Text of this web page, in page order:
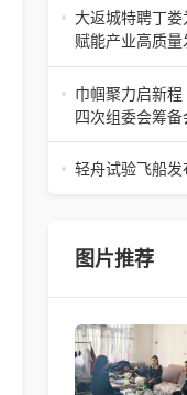
蓝鳍金枪鱼开
日，江苏省苏州
大返城特聘丁
赋能产业高质量
2026年4月16
隆重举行签约仪
席战略规划师。
巾帼聚力启新
四次组委会筹
巾帼聚力启新
四次组委会筹备
轻舟试验飞船
图片推荐